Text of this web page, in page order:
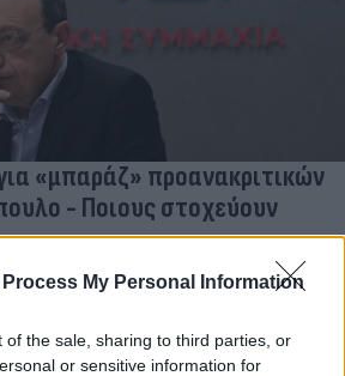
Process My Personal Information
of the sale, sharing to third parties, or
or sensitive information for
«μπαράζ» προανακριτικών
- Ποιους στοχεύουν
είναι μόνο η αρχή: Και άλλες
υπουργούς θέλει ο ΣΥΡΙΖΑ
Γκιόκας